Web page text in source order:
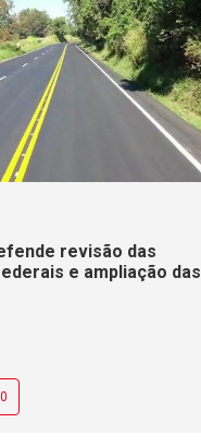
revisão das
e ampliação das